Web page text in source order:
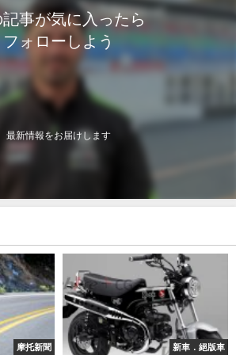
記事が気に入ったら
フォローしよう
最新情報をお届けします
摩托新聞 新車．絕版車